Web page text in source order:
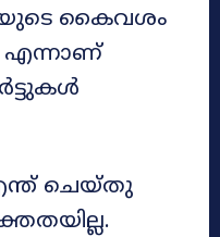
കൈവശം
എന്നാണ്
ചെയ്തു